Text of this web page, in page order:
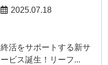
2025.07.18
終活をサポートする新サ
ービス誕生！リーフ...